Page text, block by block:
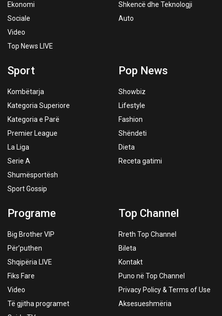
Ekonomi
Sociale
Video
Top News LIVE
Shkencë dhe Teknologji
Auto
Sport
Kombëtarja
Kategoria Superiore
Kategoria e Parë
Premier League
La Liga
Serie A
Shumësportësh
Sport Gossip
Pop News
Showbiz
Lifestyle
Fashion
Shëndeti
Dieta
Receta gatimi
Programe
Big Brother VIP
Për’puthen
Shqipëria LIVE
Fiks Fare
Video
Të gjitha programet
Top Channel
Rreth Top Channel
Bileta
Kontakt
Puno në Top Channel
Privacy Policy & Terms of Use
Aksesueshmëria